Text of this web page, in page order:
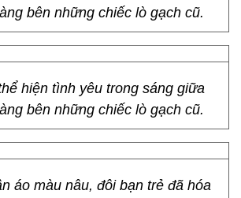
bên những chiếc lò gạch cũ.
hiện tình yêu trong sáng giữa
bên những chiếc lò gạch cũ.
áo màu nâu, đôi bạn trẻ đã hóa